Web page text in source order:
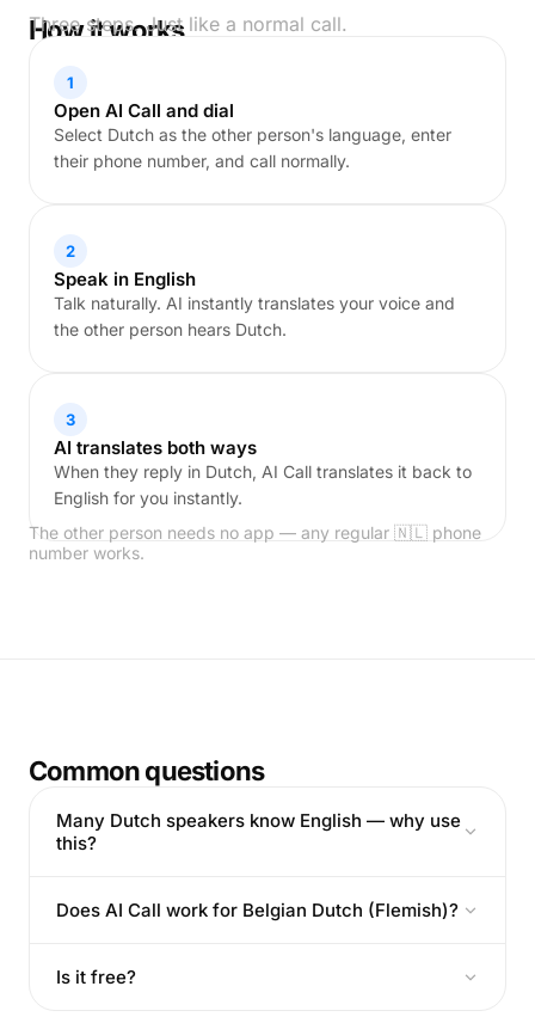
How it works
Three steps. Just like a normal call.
1
Open AI Call and dial
Select Dutch as the other person's language, enter
their phone number, and call normally.
2
Speak in English
Talk naturally. AI instantly translates your voice and
the other person hears Dutch.
3
AI translates both ways
When they reply in Dutch, AI Call translates it back to
English for you instantly.
The other person needs no app — any regular 🇳🇱 phone
number works.
Common questions
Many Dutch speakers know English — why use
this?
Does AI Call work for Belgian Dutch (Flemish)?
Is it free?